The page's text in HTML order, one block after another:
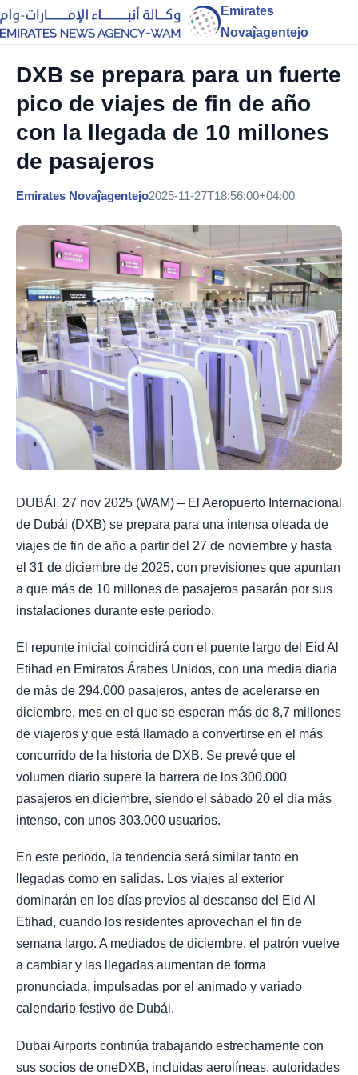
Emirates
Novaĵagentejo
DXB se prepara para un fuerte
pico de viajes de fin de año
con la llegada de 10 millones
de pasajeros
Emirates Novaĵagentejo2025-11-27T18:56:00+04:00
DUBÁI, 27 nov 2025 (WAM) – El Aeropuerto Internacional
de Dubái (DXB) se prepara para una intensa oleada de
viajes de fin de año a partir del 27 de noviembre y hasta
el 31 de diciembre de 2025, con previsiones que apuntan
a que más de 10 millones de pasajeros pasarán por sus
instalaciones durante este periodo.
El repunte inicial coincidirá con el puente largo del Eid Al
Etihad en Emiratos Árabes Unidos, con una media diaria
de más de 294.000 pasajeros, antes de acelerarse en
diciembre, mes en el que se esperan más de 8,7 millones
de viajeros y que está llamado a convertirse en el más
concurrido de la historia de DXB. Se prevé que el
volumen diario supere la barrera de los 300.000
pasajeros en diciembre, siendo el sábado 20 el día más
intenso, con unos 303.000 usuarios.
En este periodo, la tendencia será similar tanto en
llegadas como en salidas. Los viajes al exterior
dominarán en los días previos al descanso del Eid Al
Etihad, cuando los residentes aprovechan el fin de
semana largo. A mediados de diciembre, el patrón vuelve
a cambiar y las llegadas aumentan de forma
pronunciada, impulsadas por el animado y variado
calendario festivo de Dubái.
Dubai Airports continúa trabajando estrechamente con
sus socios de oneDXB, incluidas aerolíneas, autoridades